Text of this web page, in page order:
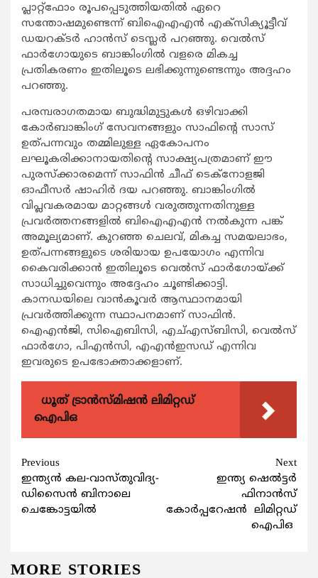
പ്ലാറ്റ്‌ഫോം രൂപപ്പെടുത്തിയതില്‍ ഏറെ
സന്തോഷമുണ്ടെന്ന് ബിഐഎഎന്‍ എക്സിക്യൂട്ടീവ്
ഡയറക്ടര്‍ ഹാന്‍സ് ടെസ്ലര്‍ പറഞ്ഞു. വെല്‍സ്
ഫാര്‍ഗോയുടെ ബാങ്കിംഗില്‍ വളരെ മികച്ച
പ്രതികരണം ഇതിലൂടെ ലഭിക്കുന്നുണ്ടെന്നും അദ്ദഹം
പറഞ്ഞു.
പരമ്പരാഗതമായ ബുദ്ധിമുട്ടുകള്‍ ഒഴിവാക്കി
കോര്‍ബാങ്കിംഗ് സേവനങ്ങളും സാഫിന്‍റെ സാസ്
ഉത്പന്നവും തമ്മിലുള്ള ഏകോപനം
ലഘൂകരിക്കാനായതിന്‍റെ സാക്ഷ്യപത്രമാണ് ഈ
പുരസ്ക്കാരമെന്ന് സാഫിന്‍ ചീഫ് ടെക്നോളജി
ഓഫീസര്‍ ഷാഹിര്‍ ദയ പറഞ്ഞു. ബാങ്കിംഗില്‍
വിപ്ലവകരമായ മാറ്റങ്ങള്‍ വരുത്തുന്നതിനുള്ള
പ്രവര്‍ത്തനങ്ങളില്‍ ബിഐഎഎന്‍ നല്‍കുന്ന പങ്ക്
അമൂല്യമാണ്. കുറഞ്ഞ ചെലവ്, മികച്ച സമയലാഭം,
ഉത്പന്നങ്ങളുടെ ശരിയായ ഉപയോഗം എന്നിവ
കൈവരിക്കാന്‍ ഇതിലൂടെ വെല്‍സ് ഫാര്‍ഗോയ്ക്ക്
സാധിച്ചുവെന്നും അദ്ദേഹം ചൂണ്ടിക്കാട്ടി.
കാനഡയിലെ വാന്‍കൂവര്‍ ആസ്ഥാനമായി
പ്രവര്‍ത്തിക്കുന്ന സ്ഥാപനമാണ് സാഫിന്‍.
ഐഎന്‍ജി, സിഐബിസി, എച്എസ്ബിസി, വെല്‍സ്
ഫാര്‍ഗോ, പിഎന്‍സി, എഎന്‍ഇസഡ് എന്നിവ
ഇവരുടെ ഉപഭോക്താക്കളാണ്.
ധൂത് ട്രാൻസ്മിഷൻ ലിമിറ്റഡ്
ഐപിഒ
Continue
Reading
Previous
ഇന്ത്യൻ കല-വാസ്തുവിദ്യ-
ഡിസൈൻ ബിനാലെ
ചെങ്കോട്ടയിൽ
Next
ഇന്ത്യ ഷെല്‍ട്ടര്‍
ഫിനാന്‍സ്
കോര്‍പ്പറേഷന്‍ ലിമിറ്റഡ്
ഐപിഒ
MORE STORIES